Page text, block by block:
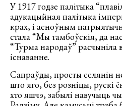
У 1917 годзе палітыка
адукацыйная палітыка
крах, і асноўным
стала “Мы тамбоўскія, да
“Турма народаў” расчыніла
існаванне.
Сапраўды, просты селянін
што яго, без розніцы, рускі
хто яшчэ, забылі навучыць